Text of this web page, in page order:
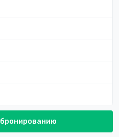
бронированию